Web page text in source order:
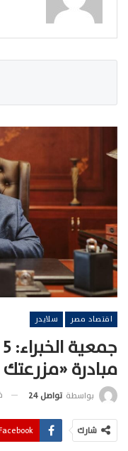
اقتصاد مصر سلايدر
مبادرة
بواسطة تواصل 24
شارك